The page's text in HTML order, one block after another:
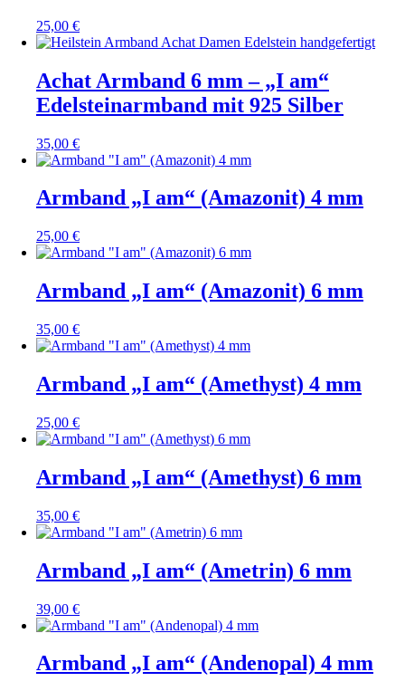
25,00 €
Achat Armband 6 mm – „I am“
Edelsteinarmband mit 925 Silber
35,00 €
Armband „I am“ (Amazonit) 4 mm
25,00 €
Armband „I am“ (Amazonit) 6 mm
35,00 €
Armband „I am“ (Amethyst) 4 mm
25,00 €
Armband „I am“ (Amethyst) 6 mm
35,00 €
Armband „I am“ (Ametrin) 6 mm
39,00 €
Armband „I am“ (Andenopal) 4 mm